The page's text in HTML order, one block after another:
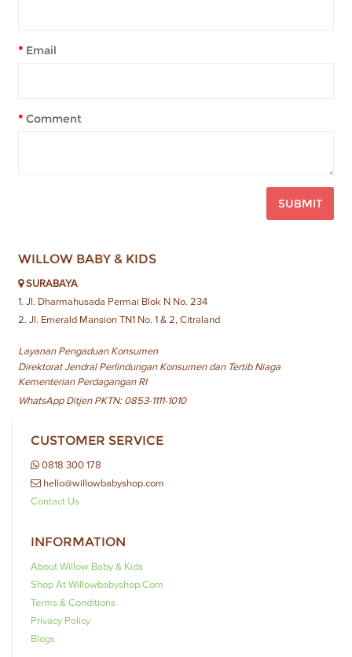
Email
Comment
SUBMIT
WILLOW BABY & KIDS
SURABAYA
1. Jl. Dharmahusada Permai Blok N No. 234
2. Jl. Emerald Mansion TN1 No. 1 & 2, Citraland
Layanan Pengaduan Konsumen
Direktorat Jendral Perlindungan Konsumen dan Tertib Niaga
Kementerian Perdagangan RI
WhatsApp Ditjen PKTN: 0853-1111-1010
CUSTOMER SERVICE
0818 300 178
hello@willowbabyshop.com
Contact Us
INFORMATION
About Willow Baby & Kids
Shop At Willowbabyshop.com
Terms & Conditions
Privacy Policy
Blogs